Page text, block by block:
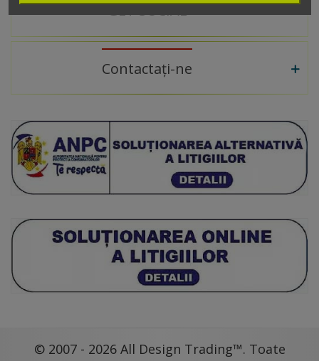
GET SOCIAL
Contactați-ne
© 2007 - 2026 All Design Trading™. Toate